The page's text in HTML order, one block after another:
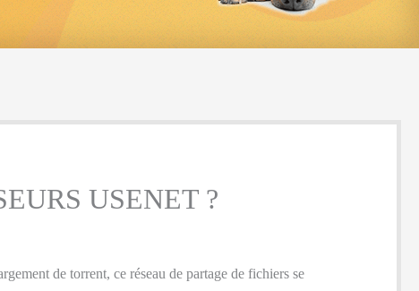
USENET ?
de torrent, ce réseau de partage de fichiers se